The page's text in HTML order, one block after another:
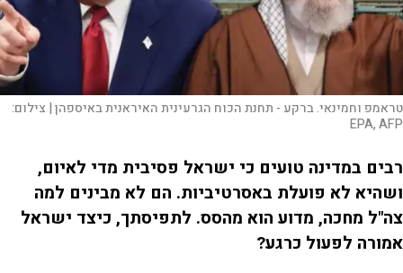
טראמפ וחמינאי. ברקע - תחנת הכוח הגרעינית האיראנית באיספהן | צילום:
EPA, AFP
רבים במדינה טועים כי ישראל פסיבית מדי לאיום,
ושהיא לא פועלת באסרטיביות. הם לא מבינים למה
צה"ל מחכה, מדוע הוא מהסס. לתפיסתך, כיצד ישראל
אמורה לפעול כרגע?